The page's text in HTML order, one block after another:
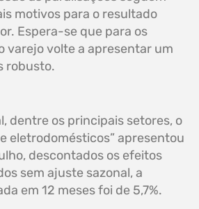
motivos para o resultado
Espera-se que para os
varejo volte a apresentar um
robusto.
dentre os principais setores, o
eletrodomésticos” apresentou
descontados os efeitos
sem ajuste sazonal, a
em 12 meses foi de 5,7%.